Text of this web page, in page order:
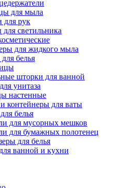
для мыла
рук
светильника
для жидкого мыла
белья
шторки для ванной
унитаза
настенные
контейнеры для ваты
белья
для мусорных мешков
для бумажных полотенец
для белья
ванной и кухни